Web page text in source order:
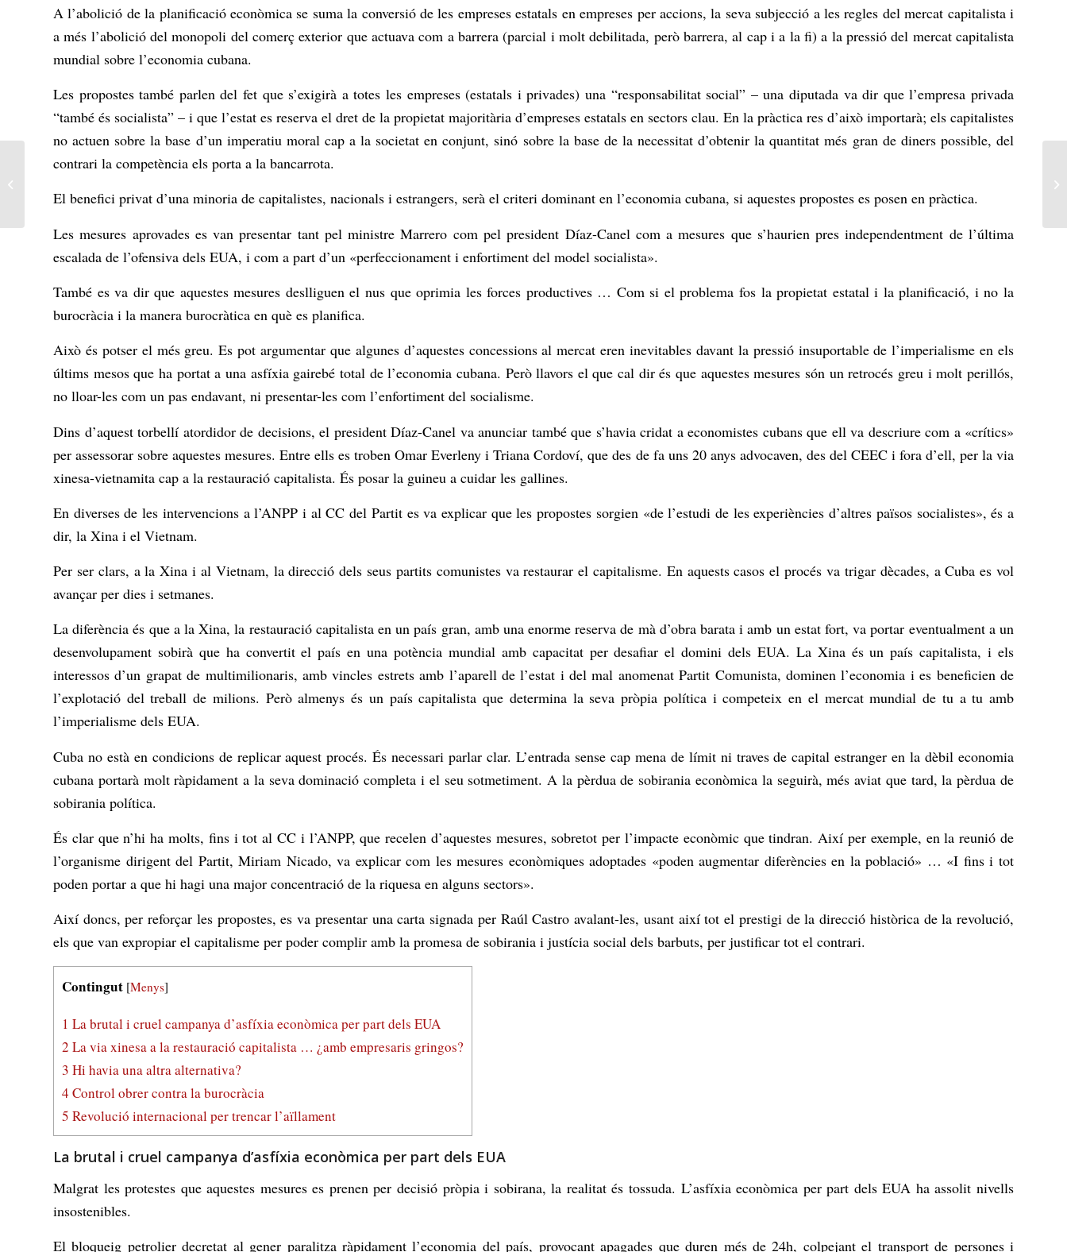
A l’abolició de la planificació econòmica se suma la conversió de les empreses estatals en empreses per accions, la seva subjecció a les regles del mercat capitalista i
a més l’abolició del monopoli del comerç exterior que actuava com a barrera (parcial i molt debilitada, però barrera, al cap i a la fi) a la pressió del mercat capitalista
mundial sobre l’economia cubana.
Les propostes també parlen del fet que s’exigirà a totes les empreses (estatals i privades) una “responsabilitat social” – una diputada va dir que l’empresa privada
“també és socialista” – i que l’estat es reserva el dret de la propietat majoritària d’empreses estatals en sectors clau. En la pràctica res d’això importarà; els capitalistes
no actuen sobre la base d’un imperatiu moral cap a la societat en conjunt, sinó sobre la base de la necessitat d’obtenir la quantitat més gran de diners possible, del
contrari la competència els porta a la bancarrota.
El benefici privat d’una minoria de capitalistes, nacionals i estrangers, serà el criteri dominant en l’economia cubana, si aquestes propostes es posen en pràctica.
Les mesures aprovades es van presentar tant pel ministre Marrero com pel president Díaz-Canel com a mesures que s’haurien pres independentment de l’última
escalada de l’ofensiva dels EUA, i com a part d’un «perfeccionament i enfortiment del model socialista».
També es va dir que aquestes mesures deslliguen el nus que oprimia les forces productives … Com si el problema fos la propietat estatal i la planificació, i no la
burocràcia i la manera burocràtica en què es planifica.
Això és potser el més greu. Es pot argumentar que algunes d’aquestes concessions al mercat eren inevitables davant la pressió insuportable de l’imperialisme en els
últims mesos que ha portat a una asfíxia gairebé total de l’economia cubana. Però llavors el que cal dir és que aquestes mesures són un retrocés greu i molt perillós,
no lloar-les com un pas endavant, ni presentar-les com l’enfortiment del socialisme.
Dins d’aquest torbellí atordidor de decisions, el president Díaz-Canel va anunciar també que s’havia cridat a economistes cubans que ell va descriure com a «crítics»
per assessorar sobre aquestes mesures. Entre ells es troben Omar Everleny i Triana Cordoví, que des de fa uns 20 anys advocaven, des del CEEC i fora d’ell, per la via
xinesa-vietnamita cap a la restauració capitalista. És posar la guineu a cuidar les gallines.
En diverses de les intervencions a l’ANPP i al CC del Partit es va explicar que les propostes sorgien «de l’estudi de les experiències d’altres països socialistes», és a
dir, la Xina i el Vietnam.
Per ser clars, a la Xina i al Vietnam, la direcció dels seus partits comunistes va restaurar el capitalisme. En aquests casos el procés va trigar dècades, a Cuba es vol
avançar per dies i setmanes.
La diferència és que a la Xina, la restauració capitalista en un país gran, amb una enorme reserva de mà d’obra barata i amb un estat fort, va portar eventualment a un
desenvolupament sobirà que ha convertit el país en una potència mundial amb capacitat per desafiar el domini dels EUA. La Xina és un país capitalista, i els
interessos d’un grapat de multimilionaris, amb vincles estrets amb l’aparell de l’estat i del mal anomenat Partit Comunista, dominen l’economia i es beneficien de
l’explotació del treball de milions. Però almenys és un país capitalista que determina la seva pròpia política i competeix en el mercat mundial de tu a tu amb
l’imperialisme dels EUA.
Cuba no està en condicions de replicar aquest procés. És necessari parlar clar. L’entrada sense cap mena de límit ni traves de capital estranger en la dèbil economia
cubana portarà molt ràpidament a la seva dominació completa i el seu sotmetiment. A la pèrdua de sobirania econòmica la seguirà, més aviat que tard, la pèrdua de
sobirania política.
És clar que n’hi ha molts, fins i tot al CC i l’ANPP, que recelen d’aquestes mesures, sobretot per l’impacte econòmic que tindran. Així per exemple, en la reunió de
l’organisme dirigent del Partit, Miriam Nicado, va explicar com les mesures econòmiques adoptades «poden augmentar diferències en la població» … «I fins i tot
poden portar a que hi hagi una major concentració de la riquesa en alguns sectors».
Així doncs, per reforçar les propostes, es va presentar una carta signada per Raúl Castro avalant-les, usant així tot el prestigi de la direcció històrica de la revolució,
els que van expropiar el capitalisme per poder complir amb la promesa de sobirania i justícia social dels barbuts, per justificar tot el contrari.
Contingut [Menys]
1 La brutal i cruel campanya d’asfíxia econòmica per part dels EUA
2 La via xinesa a la restauració capitalista … ¿amb empresaris gringos?
3 Hi havia una altra alternativa?
4 Control obrer contra la burocràcia
5 Revolució internacional per trencar l’aïllament
La brutal i cruel campanya d’asfíxia econòmica per part dels EUA
Malgrat les protestes que aquestes mesures es prenen per decisió pròpia i sobirana, la realitat és tossuda. L’asfíxia econòmica per part dels EUA ha assolit nivells
insostenibles.
El bloqueig petrolier decretat al gener paralitza ràpidament l’economia del país, provocant apagades que duren més de 24h, colpejant el transport de persones i
Colòmbia: Com lluitar
Espriella?